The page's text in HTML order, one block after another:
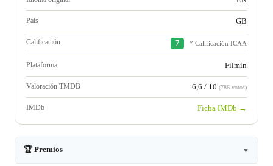
País GB
Calificación 7 * Calificación ICAA
Plataforma Filmin
Valoración TMDB 6,6 / 10 (786 votos)
IMDb Ficha IMDb →
🏆 Premios ▼